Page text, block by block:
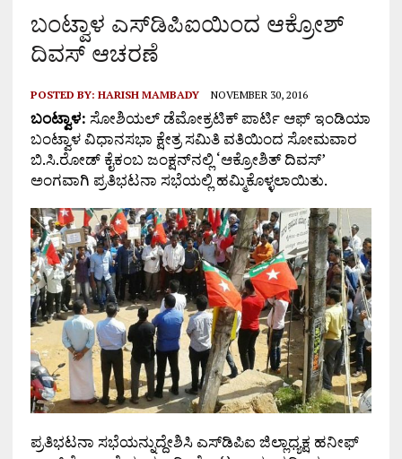
ಬಂಟ್ವಾಳ ಎಸ್‌ಡಿಪಿಐಯಿಂದ ಆಕ್ರೋಶ್
ದಿವಸ್ ಆಚರಣೆ
POSTED BY: HARISH MAMBADY NOVEMBER 30, 2016
ಬಂಟ್ವಾಳ: ಸೋಶಿಯಲ್ ಡೆಮೋಕ್ರಟಿಕ್ ಪಾರ್ಟಿ ಆಫ್ ಇಂಡಿಯಾ
ಬಂಟ್ವಾಳ ವಿಧಾನಸಭಾ ಕ್ಷೇತ್ರ ಸಮಿತಿ ವತಿಯಿಂದ ಸೋಮವಾರ
ಬಿ.ಸಿ.ರೋಡ್ ಕೈಕಂಬ ಜಂಕ್ಷನ್‌ನಲ್ಲಿ ‘ಆಕ್ರೋಶಿತ್ ದಿವಸ್’
ಅಂಗವಾಗಿ ಪ್ರತಿಭಟನಾ ಸಭೆಯಲ್ಲಿ ಹಮ್ಮಿಕೊಳ್ಳಲಾಯಿತು.
ಪ್ರತಿಭಟನಾ ಸಭೆಯನ್ನುದ್ದೇಶಿಸಿ ಎಸ್‌ಡಿಪಿಐ ಜಿಲ್ಲಾಧ್ಯಕ್ಷ ಹನೀಫ್